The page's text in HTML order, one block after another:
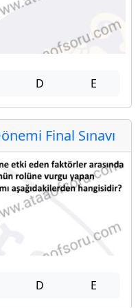
D E
Final Sınavı
D E